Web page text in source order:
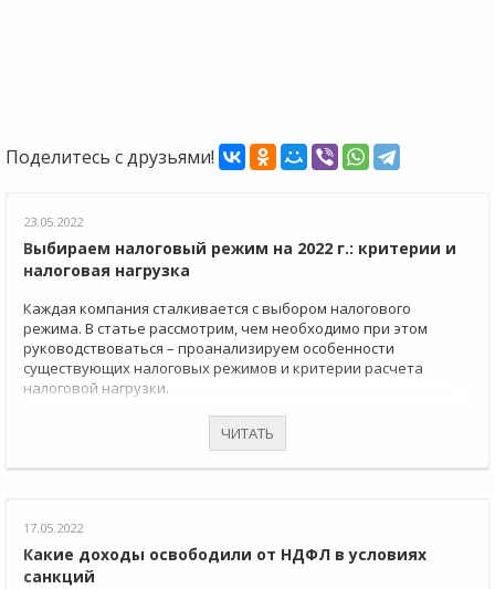
Поделитесь с друзьями!
23.05.2022
Выбираем налоговый режим на 2022 г.: критерии и
налоговая нагрузка
Каждая компания сталкивается с выбором налогового
режима. В статье рассмотрим, чем необходимо при этом
руководствоваться – проанализируем особенности
существующих налоговых режимов и критерии расчета
налоговой нагрузки.
ЧИТАТЬ
17.05.2022
Какие доходы освободили от НДФЛ в условиях
санкций